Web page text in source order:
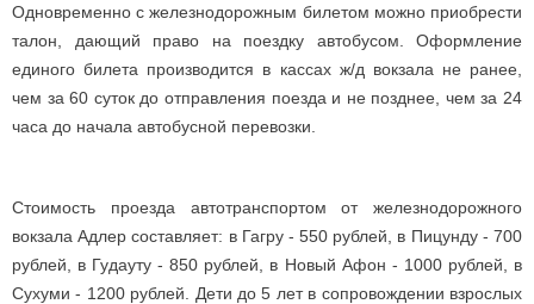
Одновременно с железнодорожным билетом можно приобрести
талон, дающий право на поездку автобусом. Оформление
единого билета производится в кассах ж/д вокзала не ранее,
чем за 60 суток до отправления поезда и не позднее, чем за 24
часа до начала автобусной перевозки.
Стоимость проезда автотранспортом от железнодорожного
вокзала Адлер составляет: в Гагру - 550 рублей, в Пицунду - 700
рублей, в Гудауту - 850 рублей, в Новый Афон - 1000 рублей, в
Сухуми - 1200 рублей. Дети до 5 лет в сопровождении взрослых